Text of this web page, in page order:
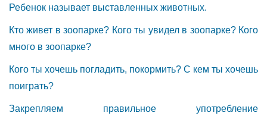
Ребенок называет выставленных животных.
Кто живет в зоопарке? Кого ты увидел в зоопарке? Кого
много в зоопарке?
Кого ты хочешь погладить, покормить? С кем ты хочешь
поиграть?
Закрепляем правильное употребление